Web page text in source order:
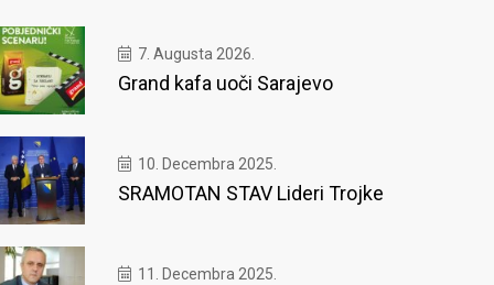
7. Augusta 2026.
Grand kafa uoči Sarajevo
10. Decembra 2025.
SRAMOTAN STAV Lideri Trojke
11. Decembra 2025.